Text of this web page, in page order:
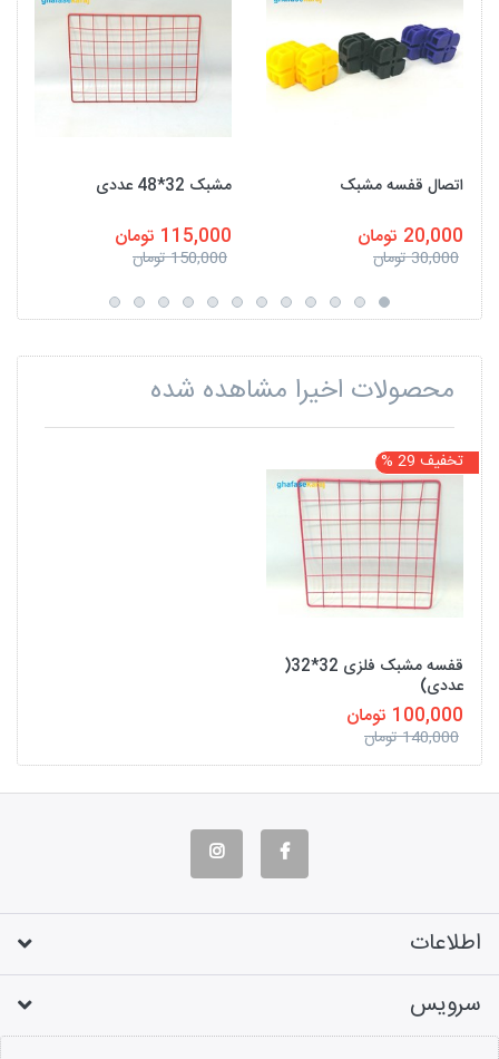
اتصال قفسه مشبک
20,000 تومان
30,000 تومان
مشبک 32*48 عددی
115,000 تومان
150,000 تومان
محصولات اخیرا مشاهده شده
تخفیف 29 %
قفسه مشبک فلزی 32*32(
عددی)
100,000 تومان
140,000 تومان
اطلاعات
سرویس